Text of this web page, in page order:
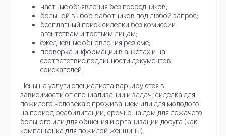
частные объявления без посредников;
большой выбор работников под любой запрос;
бесплатный поиск сиделки без комиссии
агентствам и третьим лицам;
ежедневные обновления резюме;
проверка информации в анкетах и на
соответствие подлинности документов
соискателей.
Цены на услуги специалиста варьируются в
зависимости от специализации и задач: сиделка для
пожилого человека с проживанием или для молодого
на период реабилитации, срочно на дом для лежачего
больного или для общения и организации досуга (как
компаньонка для пожилой женщины).